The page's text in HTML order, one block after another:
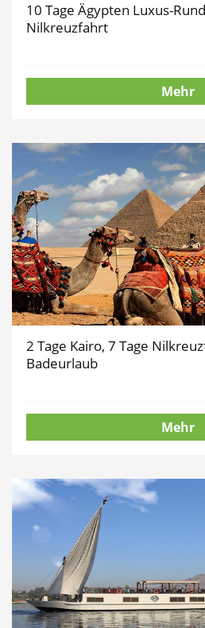
10 Tage Ägypten Luxus-
Nilkreuzfahrt
Mehr
2 Tage Kairo, 7 Tage
Badeurlaub
Mehr